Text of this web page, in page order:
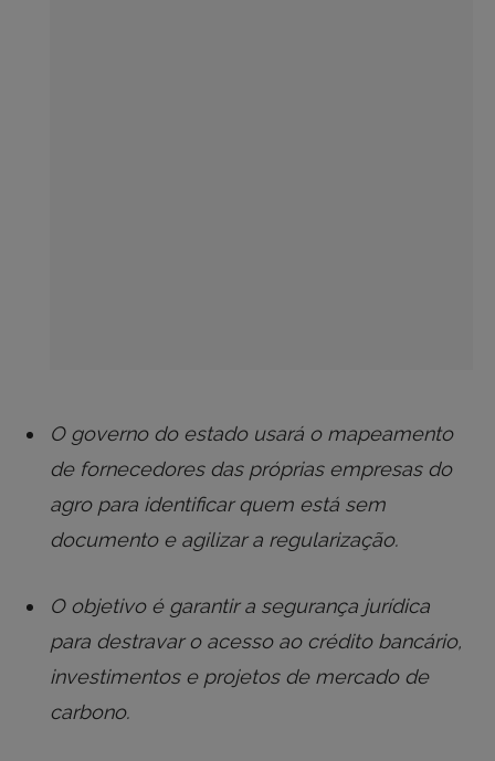
O governo do estado usará o mapeamento
de fornecedores das próprias empresas do
agro para identificar quem está sem
documento e agilizar a regularização.
O objetivo é garantir a segurança jurídica
para destravar o acesso ao crédito bancário,
investimentos e projetos de mercado de
carbono.